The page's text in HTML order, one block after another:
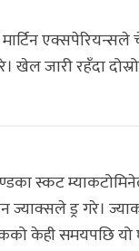
मार्टिन
खेल जारी रहँदा
स्कट
ज्याक्सले ड्र गरे।
केही समयपछि यो